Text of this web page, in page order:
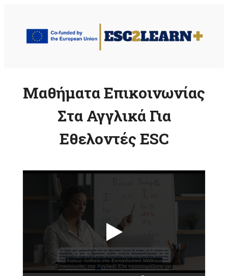
περιεχόμενο
Μαθήματα Επικοινωνίας
Στα Αγγλικά Για
Εθελοντές ESC